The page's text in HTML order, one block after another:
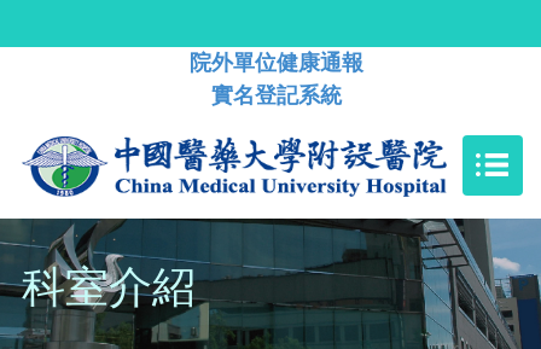
院外單位健康通報
實名登記系統
科室介紹